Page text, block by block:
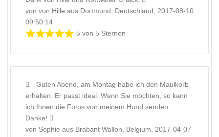
von von Hille aus Dortmund, Deutschland, 2017-08-10
09:50:14
5 von 5 Sternen
Guten Abend, am Montag habe ich den Maulkorb
erhalten. Er passt ideal. Wenn Sie möchten, so kann
ich Ihnen die Fotos von meinem Hund senden.
Danke!
von Sophie aus Brabant Wallon, Belgium, 2017-04-07